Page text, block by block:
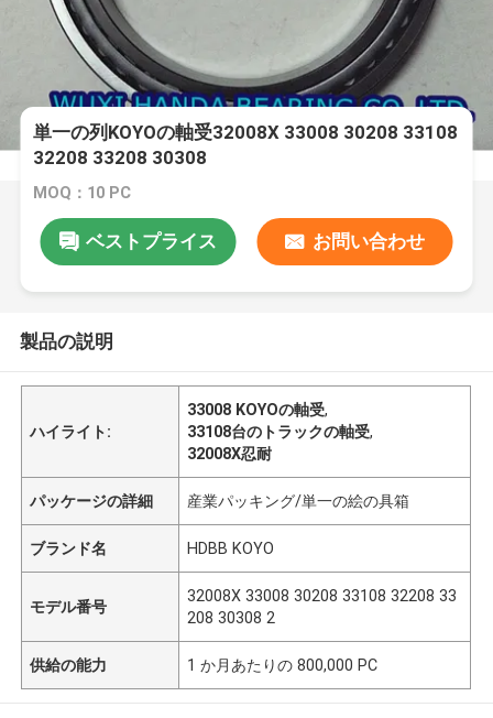
単一の列KOYOの軸受32008X 33008 30208 33108
32208 33208 30308
MOQ：10 PC
ベストプライス お問い合わせ
製品の説明
ハイライト:
33008 KOYOの軸受,
33108台のトラックの軸受,
32008X忍耐
パッケージの詳細 産業パッキング/単一の絵の具箱
ブランド名 HDBB KOYO
モデル番号
32008X 33008 30208 33108 32208 33
208 30308 2
供給の能力 1 か月あたりの 800,000 PC